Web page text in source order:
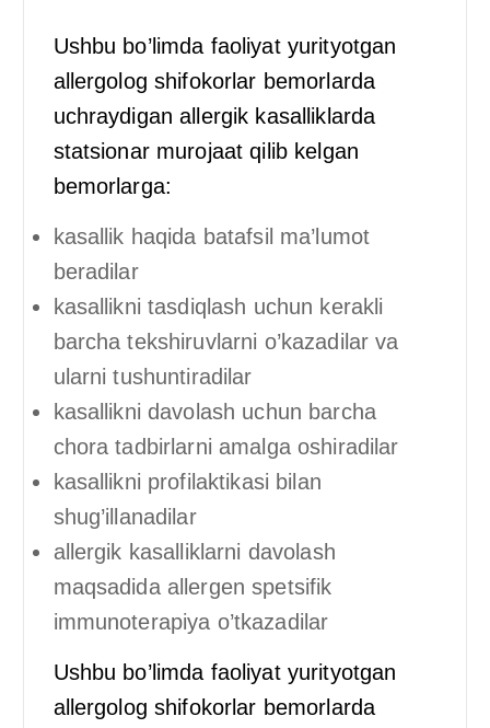
Ushbu bo’limda faoliyat yurityotgan
allergolog shifokorlar bemorlarda
uchraydigan allergik kasalliklarda
statsionar murojaat qilib kelgan
bemorlarga:
kasallik haqida batafsil ma’lumot
beradilar
kasallikni tasdiqlash uchun kerakli
barcha tekshiruvlarni o’kazadilar va
ularni tushuntiradilar
kasallikni davolash uchun barcha
chora tadbirlarni amalga oshiradilar
kasallikni profilaktikasi bilan
shug’illanadilar
allergik kasalliklarni davolash
maqsadida allergen spetsifik
immunoterapiya o’tkazadilar
Ushbu bo’limda faoliyat yurityotgan
allergolog shifokorlar bemorlarda